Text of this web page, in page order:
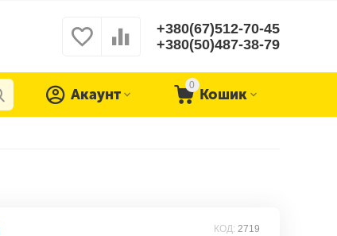
+380(67)512-70-45
+380(50)487-38-79
0
Кошик
Акаунт
КОД: 2719